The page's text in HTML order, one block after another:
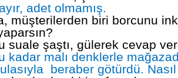
adet olmamış.
müşterilerden biri borcunu
suale şaştı, gülerek cevap
kadar malı denklerle
beraber götürdü.